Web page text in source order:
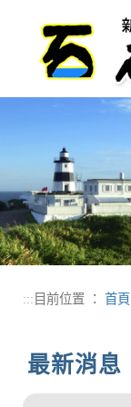
::: 目前位置 ： 首頁
最新消息